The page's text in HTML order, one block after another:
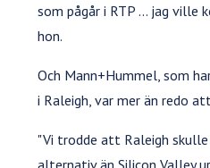
som pågår i RTP ... jag ville
hon.
Och Mann+Hummel, som
i Raleigh, var mer än redo
"Vi trodde att Raleigh
alternativ än Silicon Valley